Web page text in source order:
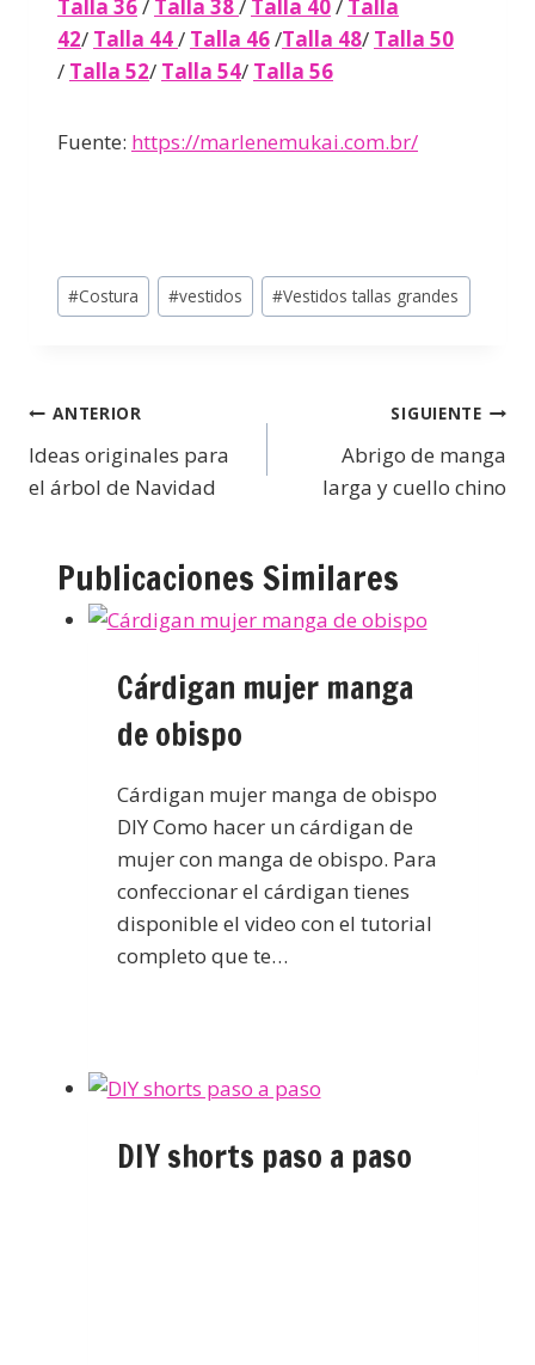
Talla 36/ Talla 38/ Talla 40/ Talla
42/ Talla 44/ Talla 46/Talla 48/ Talla 50
/ Talla 52/ Talla 54/ Talla 56
Fuente: https://marlenemukai.com.br/
#Costura #vestidos #Vestidos tallas grandes
ANTERIOR
Ideas originales para
el árbol de Navidad
SIGUIENTE
Abrigo de manga
larga y cuello chino
Publicaciones Similares
Cárdigan mujer manga
de obispo
Cárdigan mujer manga de obispo
DIY Como hacer un cárdigan de
mujer con manga de obispo. Para
confeccionar el cárdigan tienes
disponible el video con el tutorial
completo que te…
DIY shorts paso a paso